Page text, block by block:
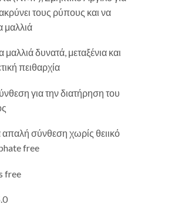
τους ρύπους και να
μαλλιά
μαλλιά δυνατά, μεταξένια και
πειθαρχία
για την διατήρηση του
απαλή σύνθεση χωρίς θειικό
free
free